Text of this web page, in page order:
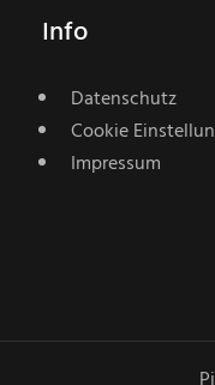
Info
Datenschutz
Cookie
Impressum